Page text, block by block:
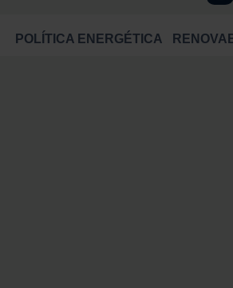
POLÍTICA ENERGÉTICA